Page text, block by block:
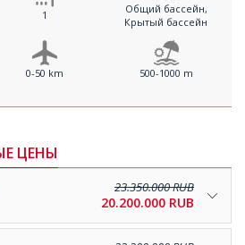
1
Общий бассейн,
Крытый бассейн
0-50 km 500-1000 m
ЦЕНЫ
23.350.000 RUB
20.200.000 RUB